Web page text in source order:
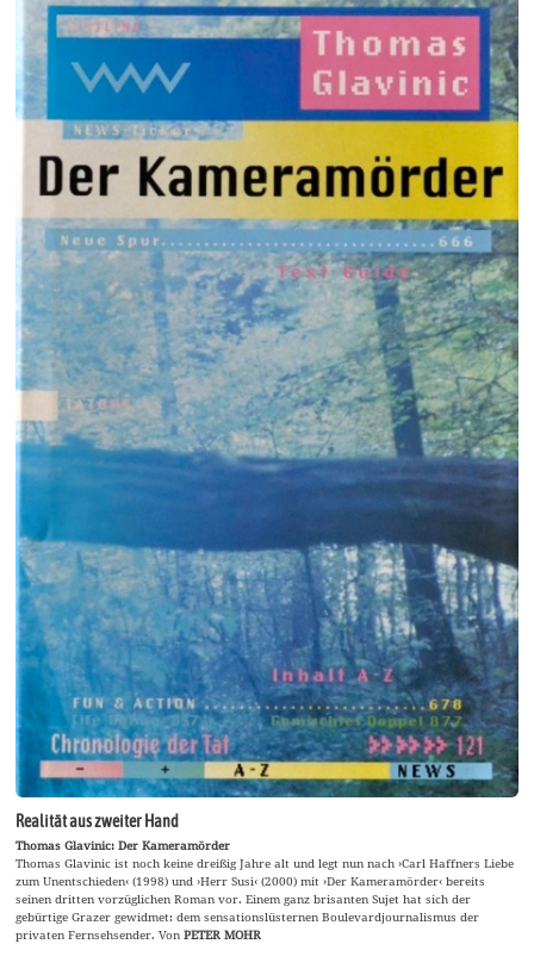
Realität aus zweiter Hand
Thomas Glavinic: Der Kameramörder
Thomas Glavinic ist noch keine dreißig Jahre alt und legt nun nach ›Carl Haffners Liebe
zum Unentschieden‹ (1998) und ›Herr Susi‹ (2000) mit ›Der Kameramörder‹ bereits
seinen dritten vorzüglichen Roman vor. Einem ganz brisanten Sujet hat sich der
gebürtige Grazer gewidmet: dem sensationslüsternen Boulevardjournalismus der
privaten Fernsehsender. VonPETER MOHR